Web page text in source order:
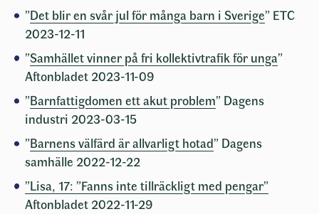
”Det blir en svår jul för många barn i Sverige” ETC
2023-12-11
”Samhället vinner på fri kollektivtraﬁk för unga”
Aftonbladet 2023-11-09
”Barnfattigdomen ett akut problem” Dagens
industri 2023-03-15
”Barnens välfärd är allvarligt hotad” Dagens
samhälle 2022-12-22
”Lisa, 17: ”Fanns inte tillräckligt med pengar”
Aftonbladet 2022-11-29